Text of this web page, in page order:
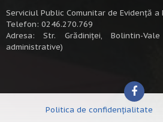
Serviciul Public Comunitar de Evidență a
Telefon: 0246.270.769
Adresa: Str. Grădiniței, Bolintin-
administrative)
Politica de confidențialitate